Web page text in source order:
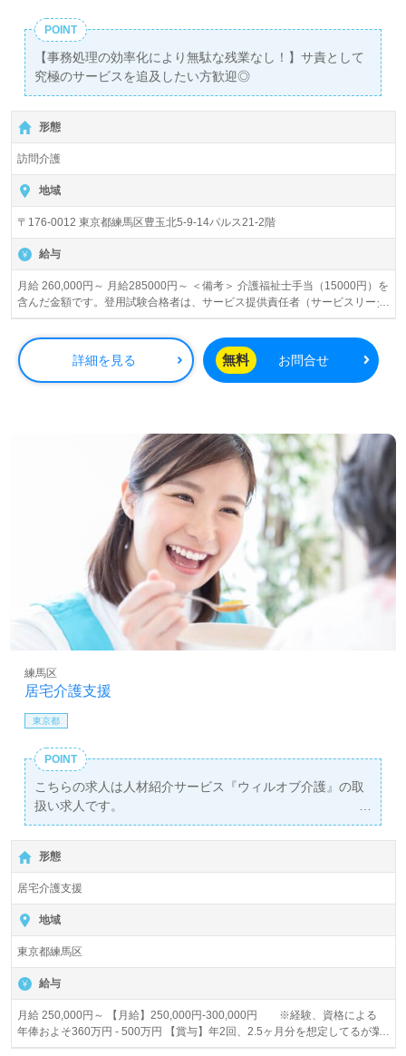
POINT
【事務処理の効率化により無駄な残業なし！】サ責として
究極のサービスを追及したい方歓迎◎
形態
訪問介護
地域
〒176-0012 東京都練馬区豊玉北5-9-14パルス21-2階
給与
月給 260,000円～ 月給285000円～ ＜備考＞ 介護福祉士手当（15000円）を
含んだ金額です。登用試験合格者は、サービス提供責任者（サービスリーダ
ー）としての入社となります。 月給260000円～ ＜備考＞ 介護福祉士手当
常勤ヘルパー（サ責補佐）としてのご案内となります。
詳細を見る 無料 お問合せ
居宅介護支援
練馬区
東京都
POINT
こちらの求人は人材紹介サービス『ウィルオブ介護』の取
扱い求人です。
詳細に関してお気軽にご相談ください♪
【無料】で皆さんの転職活動をサポートいたします。
形態
居宅介護支援
地域
東京都練馬区
給与
月給 250,000円～ 【月給】250,000円-300,000円 ※経験、資格による
年俸およそ360万円 - 500万円 【賞与】年2回、2.5ヶ月分を想定してるが業
績により前後あり 【昇給】年1回 【退職金】制度有 ※勤続3年以上 【通